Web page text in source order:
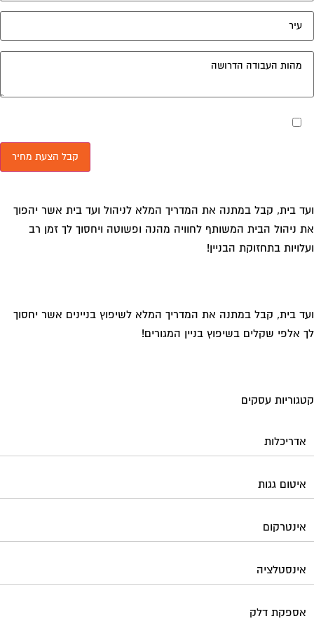
מאשר את תנאי הפרטיות
בית, קבל במתנה את המדריך המלא לניהול ועד בית אשר יהפוך
ניהול הבית המשותף לחוויה מהנה ופשוטה ויחסוך לך זמן רב
בתחזוקת הבניין!
בית, קבל במתנה את המדריך המלא לשיפוץ בניינים אשר יחסוך
אלפי שקלים בשיפוץ בניין המגורים!
עסקים
אדריכלות
איטום גגות
אינטרקום
אינסטלציה
אספקת דלק